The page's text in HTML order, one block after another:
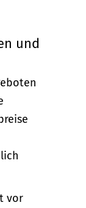
und
vor